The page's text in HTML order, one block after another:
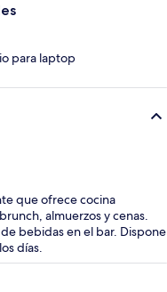
para laptop
que ofrece cocina
almuerzos y cenas.
bebidas en el bar. Dispone
días.